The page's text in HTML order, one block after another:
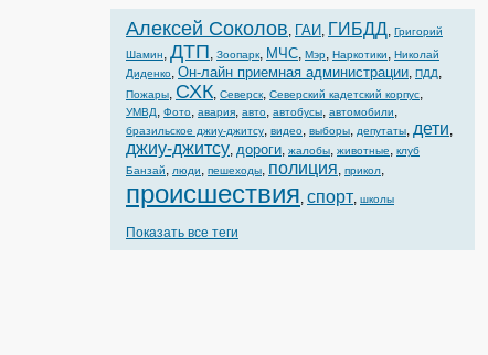
Алексей Соколов, ГАИ, ГИБДД, Григорий
Шамин, ДТП, Зоопарк, МЧС, Мэр, Наркотики, Николай
Диденко, Он-лайн приемная администрации, ПДД,
Пожары, СХК, Северск, Северский кадетский корпус,
УМВД, Фото, авария, авто, автобусы, автомобили,
бразильское джиу-джитсу, видео, выборы, депутаты, дети,
джиу-джитсу, дороги, жалобы, животные, клуб
Банзай, люди, пешеходы, полиция, прикол,
происшествия, спорт, школы
Показать все теги